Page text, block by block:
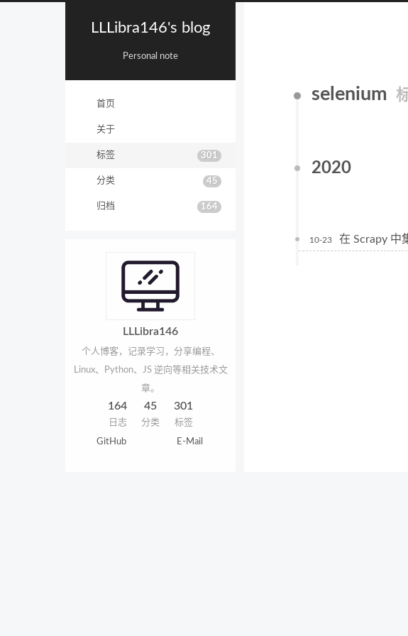
LLLibra146's blog
Personal note
首页
关于
标签 301
分类 45
归档 164
LLLibra146
个人博客，记录学习，分享编程、
Linux、Python、JS 逆向等相关技术文
章。
164
日志
45
分类
301
标签
GitHub E-Mail
selenium
2020
10-23 在 Scrapy 中